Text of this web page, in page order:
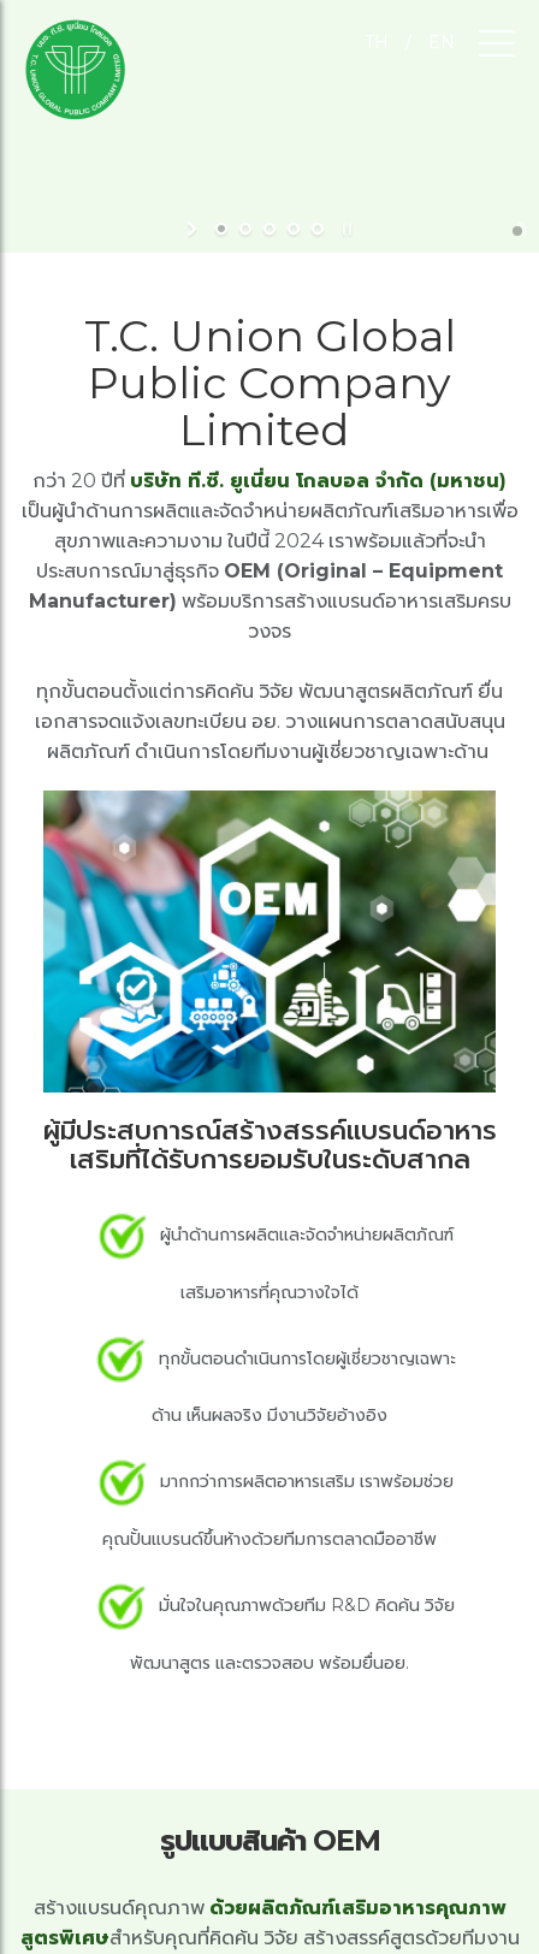
T.C. Union Global
Public Company
Limited
กว่า 20 ปีที่ บริษัท ที.ซี. ยูเนี่ยน โกลบอล จำกัด (มหาชน)
เป็นผู้นำด้านการผลิตและจัดจำหน่ายผลิตภัณฑ์เสริมอาหารเพื่อ
สุขภาพและความงาม ในปีนี้ 2024 เราพร้อมแล้วที่จะนำ
ประสบการณ์มาสู่ธุรกิจ OEM (Original – Equipment
Manufacturer) พร้อมบริการสร้างแบรนด์อาหารเสริมครบ
วงจร
ทุกขั้นตอนตั้งแต่การคิดค้น วิจัย พัฒนาสูตรผลิตภัณฑ์ ยื่น
เอกสารจดแจ้งเลขทะเบียน อย. วางแผนการตลาดสนับสนุน
ผลิตภัณฑ์ ดำเนินการโดยทีมงานผู้เชี่ยวชาญเฉพาะด้าน
ผู้มีประสบการณ์สร้างสรรค์แบรนด์อาหาร
เสริมที่ได้รับการยอมรับในระดับสากล
ผู้นำด้านการผลิตและจัดจำหน่ายผลิตภัณฑ์
เสริมอาหารที่คุณวางใจได้
ทุกขั้นตอนดำเนินการโดยผู้เชี่ยวชาญเฉพาะ
ด้าน เห็นผลจริง มีงานวิจัยอ้างอิง
มากกว่าการผลิตอาหารเสริม เราพร้อมช่วย
คุณปั้นแบรนด์ขึ้นห้างด้วยทีมการตลาดมืออาชีพ
มั่นใจในคุณภาพด้วยทีม R&D คิดค้น วิจัย
พัฒนาสูตร และตรวจสอบ พร้อมยื่นอย.
รูปแบบสินค้า OEM
​สร้างแบรนด์คุณภาพ ด้วยผลิตภัณฑ์เสริมอาหารคุณภาพ
สูตรพิเศษสำหรับคุณที่คิดค้น วิจัย สร้างสรรค์สูตรด้วยทีมงาน